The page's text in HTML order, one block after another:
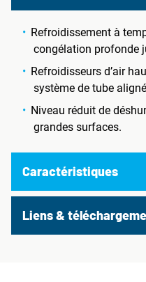
Refroidissement à
congélation profonde
Refroidisseurs d’air
système de tube
Niveau réduit de
grandes surfaces.
Caractéristiques
Liens &